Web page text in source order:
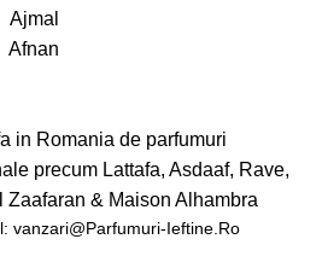
Ajmal
Afnan
in Romania de parfumuri
precum Lattafa, Asdaaf, Rave,
Zaafaran & Maison Alhambra
vanzari@Parfumuri-Ieftine.Ro